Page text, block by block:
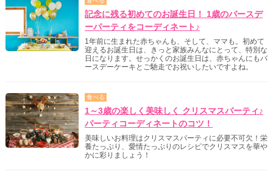
記念に残る初めてのお誕生日！ 1歳のバースデ
ーパーティをコーディネート♪
1年前に生まれた赤ちゃんも、そして、ママも。初めて
迎えるお誕生日は、きっと家族みんなにとって、特別な
日になります。せっかくのお誕生日は、赤ちゃんにもバ
ースデーケーキとご馳走でお祝いしたいですよね。
食べる
1～3歳の楽しく美味しく クリスマスパーティ♪
パーティコーディネートのコツ！
美味しいお料理はクリスマスパーティに必要不可欠！栄
養たっぷり、愛情たっぷりのレシピでクリスマスを華や
かに彩りましょう！